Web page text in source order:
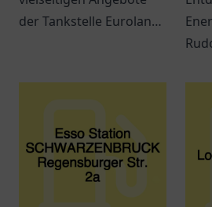
der Tankstelle Euroland